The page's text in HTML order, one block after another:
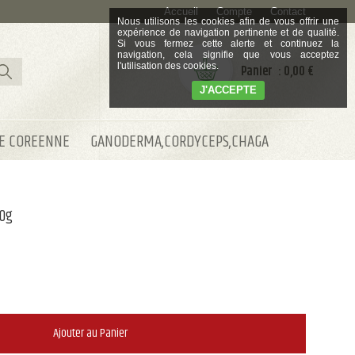
Accueil Compte Contact
: 0,00 €
COREENNE
GANODERMA,CORDYCEPS,CHAGA
Ajouter au Panier
Nous utilisons les cookies afin de vous offrir une
expérience de navigation pertinente et de qualité.
Si vous fermez cette alerte et continuez la
navigation, cela signifie que vous acceptez
l'utilisation des cookies.
J'ACCEPTE